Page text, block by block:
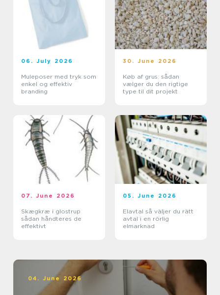
06. July 2026
Muleposer med tryk som
enkel og effektiv
branding
30. June 2026
Køb af grus: sådan
vælger du den rigtige
type til dit projekt
07. June 2026
Skægkræ i glostrup
sådan håndteres de
effektivt
05. June 2026
Elavtal så väljer du rätt
avtal i en rörlig
elmarknad
04. June 2026